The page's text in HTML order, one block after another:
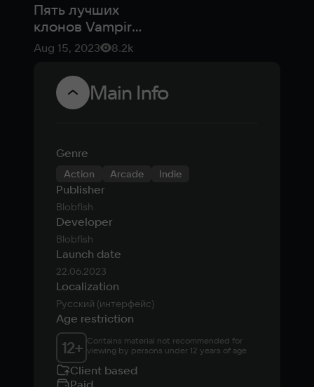
Пять лучших
клонов Vampire
Survivors
Aug 15, 2023 8.2k
Main Info
Genre
Action Arcade Indie
Publisher
Blobfish
Developer
Blobfish
Launch date
22.06.2023
Localization
Русский (интерфейс)
Age restriction
12+ Contains material not recommended for
viewing by persons under 12 years of age
Client based
Paid